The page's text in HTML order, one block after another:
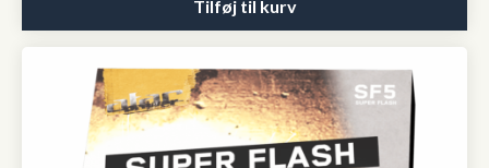
Tilføj til kurv